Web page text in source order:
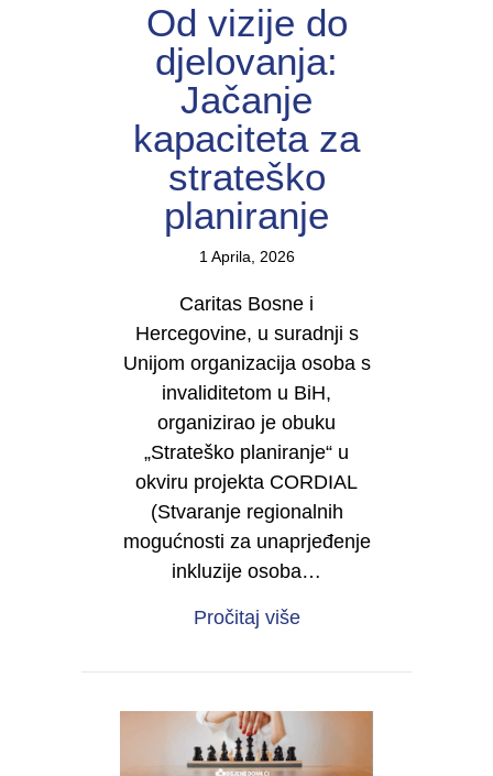
Od vizije do
djelovanja:
Jačanje
kapaciteta za
strateško
planiranje
1 Aprila, 2026
Caritas Bosne i
Hercegovine, u suradnji s
Unijom organizacija osoba s
invaliditetom u BiH,
organizirao je obuku
„Strateško planiranje“ u
okviru projekta CORDIAL
(Stvaranje regionalnih
mogućnosti za unaprjeđenje
inkluzije osoba…
Pročitaj višeabout Od vizije do